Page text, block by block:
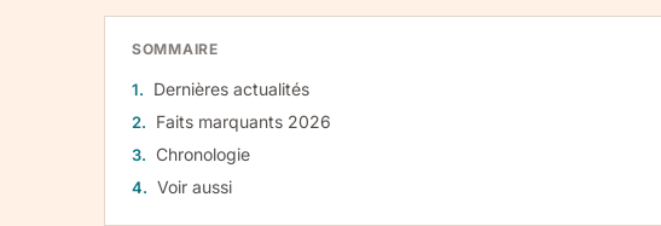
SOMMAIRE
Dernières actualités
Faits marquants 2026
Chronologie
Voir aussi